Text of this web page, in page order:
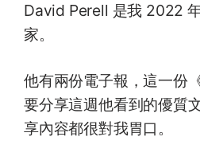
David Perell 是我 2022
家。
他有兩份電子報，這一份
要分享這週他看到的優質
享內容都很對我胃口。